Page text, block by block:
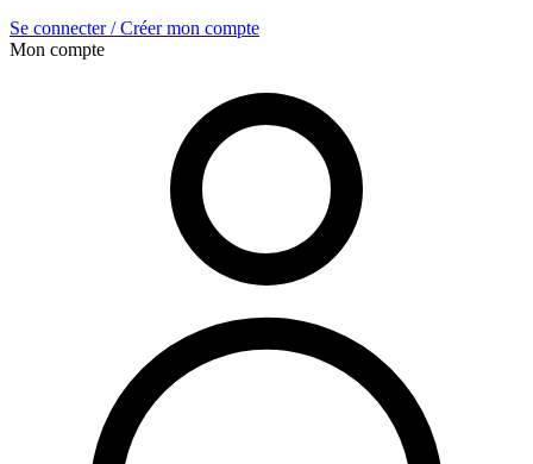
Se connecter / Créer mon compte
Mon compte